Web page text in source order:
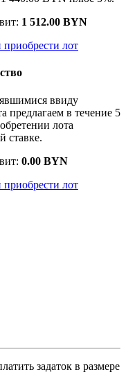
1 512.00 BYN
приобрести лот
ввиду
предлагаем в течение 5
лота
ставке.
0.00 BYN
приобрести лот
задаток в размере